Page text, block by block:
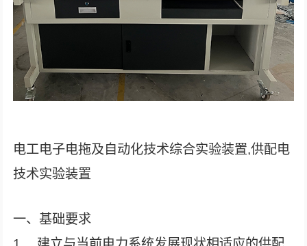
电工电子电拖及自动化技术综合实验装置,供配电
技术实验装置
一、基础要求